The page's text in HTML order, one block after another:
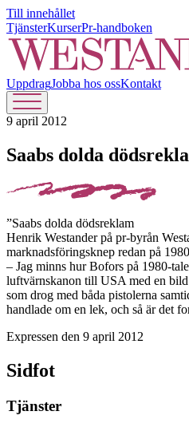
Till innehållet
TjänsterKurserPr-handboken
UppdragJobba hos ossKontakt
9 april 2012
Saabs dolda
”Saabs dolda dödsreklam
Henrik Westander på pr-byrån
marknadsföringsknep redan på
– Jag minns hur Bofors på 1980-
luftvärnskanon till USA med en
som drog med båda pistolerna
handlade om en lek, och så är det
Expressen den 9 april 2012
Sidfot
Tjänster